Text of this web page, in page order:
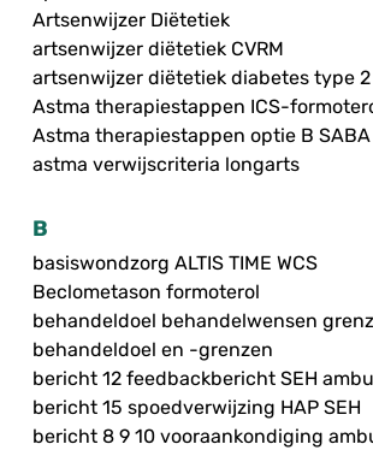
Artsenwijzer Diëtetiek
artsenwijzer diëtetiek CVRM
artsenwijzer diëtetiek diabetes type 2
Astma therapiestappen ICS-
Astma therapiestappen optie B SABA
astma verwijscriteria longarts
B
basiswondzorg ALTIS TIME WCS
Beclometason formoterol
behandeldoel behandelwensen
behandeldoel en -grenzen
bericht 12 feedbackbericht SEH
bericht 15 spoedverwijzing HAP SEH
bericht 8 9 10 vooraankondiging